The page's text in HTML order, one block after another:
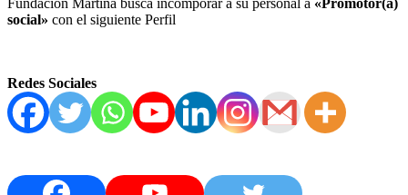
social» con el siguiente Perfil
Redes Sociales